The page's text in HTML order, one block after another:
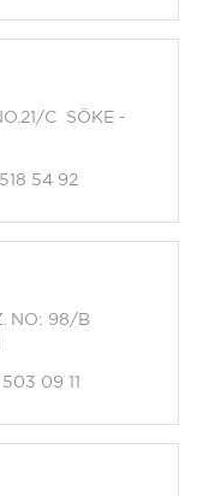
C SÖKE -
54 92
NO: 98/B
09 11